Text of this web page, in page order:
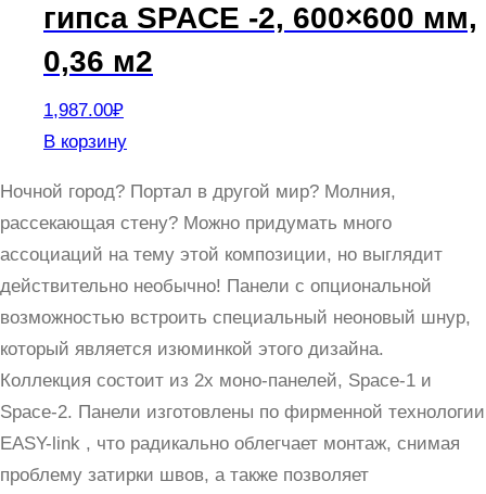
гипса SPACE -2, 600×600 мм,
0,36 м2
1,987.00₽
В корзину
Ночной город? Портал в другой мир? Молния,
рассекающая стену? Можно придумать много
ассоциаций на тему этой композиции, но выглядит
действительно необычно! Панели с опциональной
возможностью встроить специальный неоновый шнур,
который является изюминкой этого дизайна.
Коллекция состоит из 2х моно-панелей, Space-1 и
Space-2. Панели изготовлены по фирменной технологии
EASY-link , что радикально облегчает монтаж, снимая
проблему затирки швов, а также позволяет